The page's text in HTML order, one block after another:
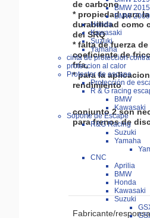
BMW
BMW
Honda
Kawasaki
Suzuki
Yamaha
cinta de proteccion contra
proteccion al calor
Protector de escape
Protección de
R & G racing
BMW
Kawasaki
Soporte de Escape
R&G Racing
Suzuki
Yamaha
CNC
Aprilia
BMW
Honda
Kawasaki
Suzuki
de carbono
* propiedad para la
durabilidad como
del SRQ
* falta de fuerza
coeficiente de
fría,
* para la
rendimiento
conjunto 2 son
para frenos de
Fabricante/